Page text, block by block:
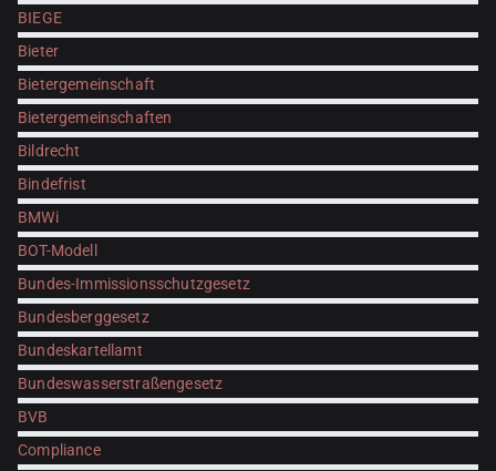
BIEGE
Bieter
Bietergemeinschaft
Bietergemeinschaften
Bildrecht
Bindefrist
BMWi
BOT-Modell
Bundes-Immissionsschutzgesetz
Bundesberggesetz
Bundeskartellamt
Bundeswasserstraßengesetz
BVB
Compliance